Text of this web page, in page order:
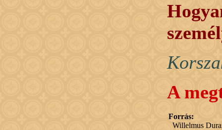
A
Forrás:
Willelmus